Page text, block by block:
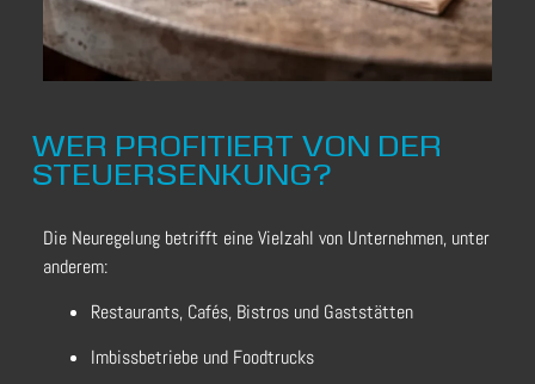
WER PROFITIERT VON DER
STEUERSENKUNG?
Die Neuregelung betrifft eine Vielzahl von Unternehmen, unter
anderem:
Restaurants, Cafés, Bistros und Gaststätten
Imbissbetriebe und Foodtrucks